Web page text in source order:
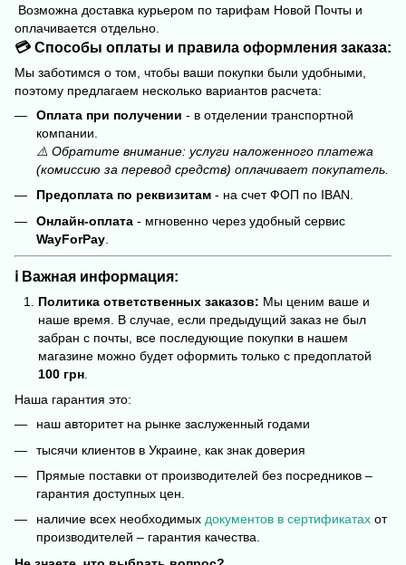
Возможна доставка курьером по тарифам Новой Почты и
оплачивается отдельно.
💳 Способы оплаты и правила оформления заказа:
Мы заботимся о том, чтобы ваши покупки были удобными,
поэтому предлагаем несколько вариантов расчета:
Оплата при получении - в отделении транспортной
компании.
⚠️ Обратите внимание: услуги наложенного платежа
(комиссию за перевод средств) оплачивает покупатель.
Предоплата по реквизитам - на счет ФОП по IBAN.
Онлайн-оплата - мгновенно через удобный сервис
WayForPay
ℹ️ Важная информация:
Политика ответственных заказов: Мы ценим ваше и
наше время. В случае, если предыдущий заказ не был
забран с почты, все последующие покупки в нашем
магазине можно будет оформить только с предоплатой
100 грн
Наша гарантия это:
наш авторитет на рынке заслуженный годами
тысячи клиентов в Украине, как знак доверия
Прямые поставки от производителей без посредников –
гарантия доступных цен.
наличие всех необходимых документов в сертификатах от
производителей – гарантия качества.